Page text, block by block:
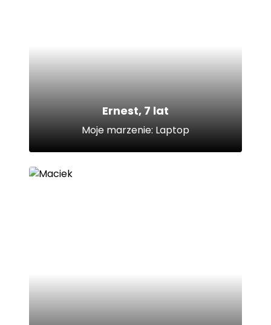
Ernest, 7 lat
Moje marzenie: Laptop